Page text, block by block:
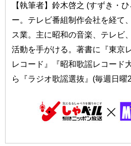
【執筆者】鈴木啓之 (すずき・
ー。テレビ番組制作会社を経て
ス業。主に昭和の音楽、テレビ
活動を手がける。著書に『東京
レコード』『昭和歌謡レコード
ら『ラジオ歌謡選抜』(毎週日曜